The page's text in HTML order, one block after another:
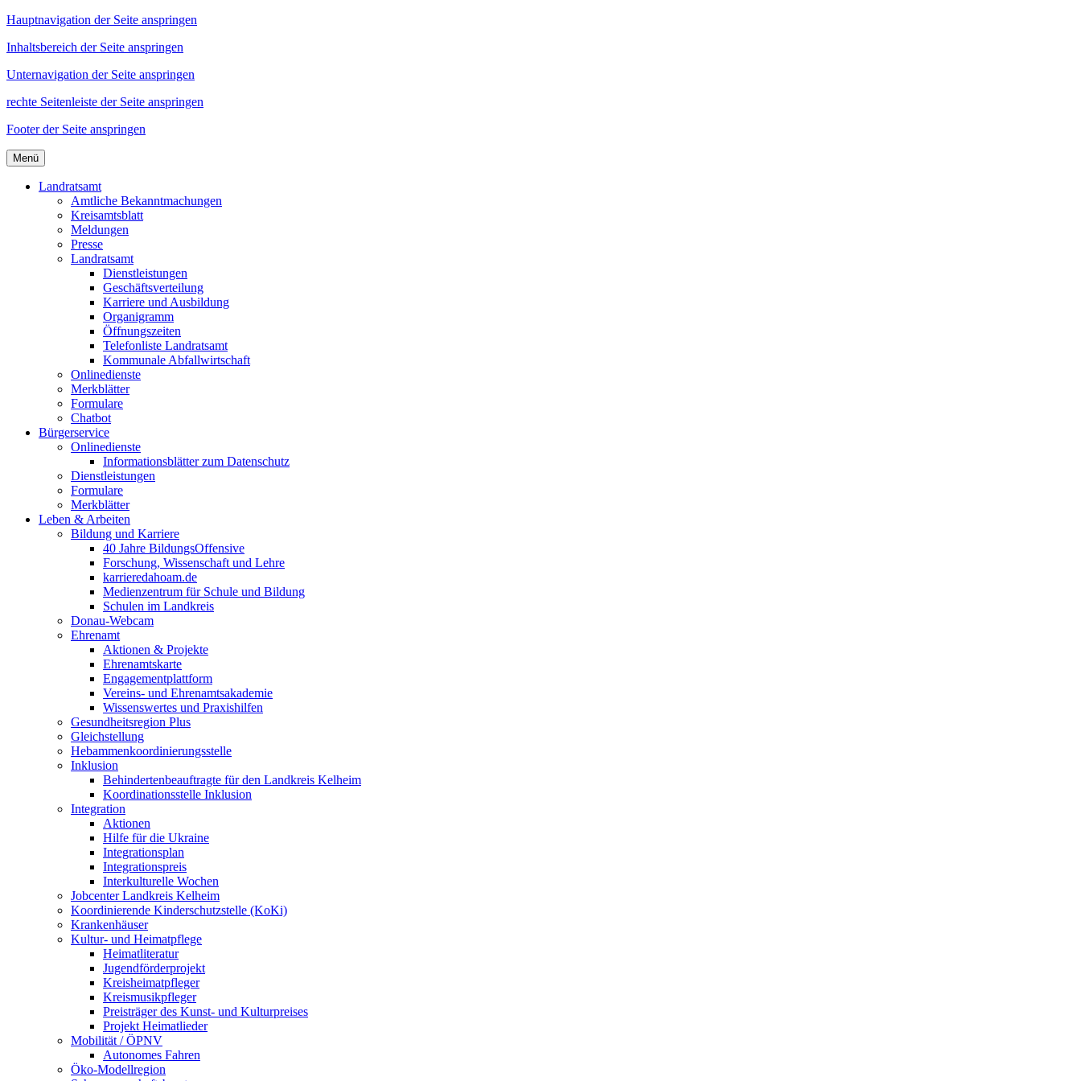
Hauptnavigation der Seite anspringen
Inhaltsbereich der Seite anspringen
Unternavigation der Seite anspringen
rechte Seitenleiste der Seite anspringen
Footer der Seite anspringen
Menü
Landratsamt
Amtliche Bekanntmachungen
Kreisamtsblatt
Meldungen
Presse
Landratsamt
Dienstleistungen
Geschäftsverteilung
Karriere und Ausbildung
Organigramm
Öffnungszeiten
Telefonliste Landratsamt
Kommunale Abfallwirtschaft
Onlinedienste
Merkblätter
Formulare
Chatbot
Bürgerservice
Onlinedienste
Informationsblätter zum Datenschutz
Dienstleistungen
Formulare
Merkblätter
Leben & Arbeiten
Bildung und Karriere
40 Jahre BildungsOffensive
Forschung, Wissenschaft und Lehre
karrieredahoam.de
Medienzentrum für Schule und Bildung
Schulen im Landkreis
Donau-Webcam
Ehrenamt
Aktionen & Projekte
Ehrenamtskarte
Engagementplattform
Vereins- und Ehrenamtsakademie
Wissenswertes und Praxishilfen
Gesundheitsregion Plus
Gleichstellung
Hebammenkoordinierungsstelle
Inklusion
Behindertenbeauftragte für den Landkreis Kelheim
Koordinationsstelle Inklusion
Integration
Aktionen
Hilfe für die Ukraine
Integrationsplan
Integrationspreis
Interkulturelle Wochen
Jobcenter Landkreis Kelheim
Koordinierende Kinderschutzstelle (KoKi)
Krankenhäuser
Kultur- und Heimatpflege
Heimatliteratur
Jugendförderprojekt
Kreisheimatpfleger
Kreismusikpfleger
Preisträger des Kunst- und Kulturpreises
Projekt Heimatlieder
Mobilität / ÖPNV
Autonomes Fahren
Öko-Modellregion